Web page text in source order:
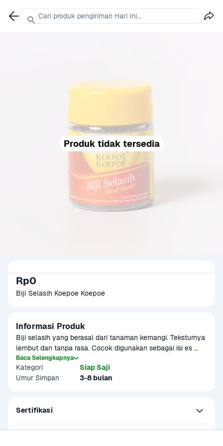
Produk tidak tersedia
Rp0
Biji Selasih Koepoe Koepoe
Informasi Produk
Biji selasih yang berasal dari tanaman kemangi. Teksturnya
lembut dan tanpa rasa. Cocok digunakan sebagai isi es
buah.
Baca Selengkapnya
Kategori
Siap Saji
Umur Simpan
3-8 bulan
Sertifikasi
Cari produk pengiriman Hari Ini...